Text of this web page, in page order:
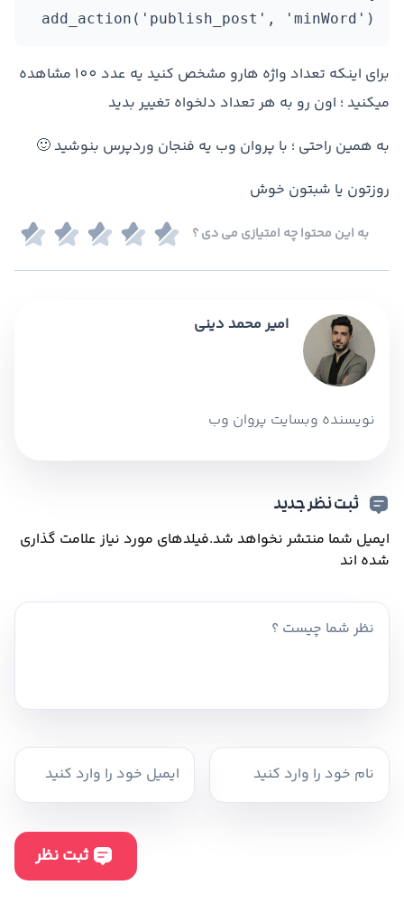
add_action('publish_post', 'minWord')
برای اینکه تعداد واژه هارو مشخص کنید یه عدد 100 مشاهده
میکنید ؛ اون رو به هر تعداد دلخواه تغییر بدید
به همین راحتی ؛ با پروان وب یه فنجان وردپرس بنوشید 🙂
روزتون یا شبتون خوش
به این محتوا چه امتیازی می دی ؟
امیر محمد دینی
نویسنده وبسایت پروان وب
ثبت نظر جدید
ایمیل شما منتشر نخواهد شد.فیلدهای مورد نیاز علامت گذاری
شده اند